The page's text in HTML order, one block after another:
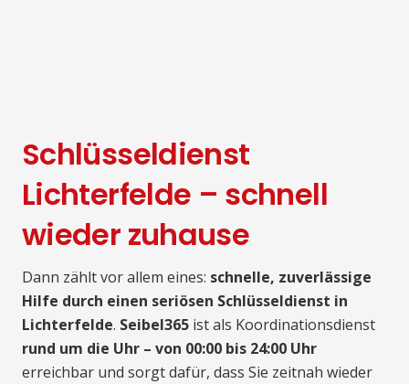
Schlüsseldienst
Lichterfelde – schnell
wieder zuhause
Dann zählt vor allem eines: schnelle, zuverlässige
Hilfe durch einen seriösen Schlüsseldienst in
Lichterfelde. Seibel365 ist als Koordinationsdienst
rund um die Uhr – von 00:00 bis 24:00 Uhr
erreichbar und sorgt dafür, dass Sie zeitnah wieder